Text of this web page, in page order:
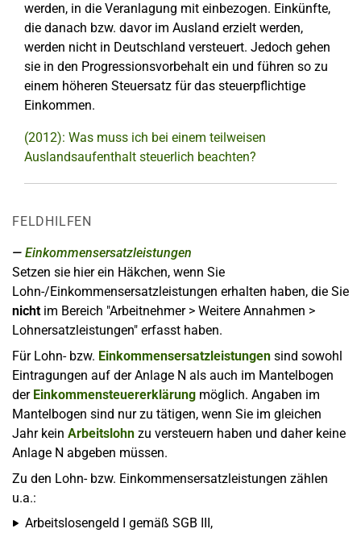
werden, in die Veranlagung mit einbezogen. Einkünfte,
die danach bzw. davor im Ausland erzielt werden,
werden nicht in Deutschland versteuert. Jedoch gehen
sie in den Progressionsvorbehalt ein und führen so zu
einem höheren Steuersatz für das steuerpflichtige
Einkommen.
(2012): Was muss ich bei einem teilweisen
Auslandsaufenthalt steuerlich beachten?
FELDHILFEN
Einkommensersatzleistungen
Setzen sie hier ein Häkchen, wenn Sie
Lohn-/Einkommensersatzleistungen erhalten haben, die Sie
nichtim Bereich "Arbeitnehmer > Weitere Annahmen >
Lohnersatzleistungen" erfasst haben.
Für Lohn- bzw. Einkommensersatzleistungen sind sowohl
Eintragungen auf der Anlage N als auch im Mantelbogen
der Einkommensteuererklärung möglich. Angaben im
Mantelbogen sind nur zu tätigen, wenn Sie im gleichen
Jahr kein Arbeitslohn zu versteuern haben und daher keine
Anlage N abgeben müssen.
Zu den Lohn- bzw. Einkommensersatzleistungen zählen
u.a.:
Arbeitslosengeld I gemäß SGB III,